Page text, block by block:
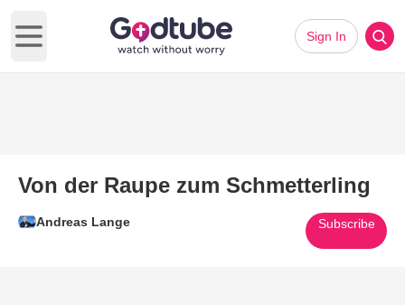
Open main menu
Sign In
Von der Raupe zum Schmetterling
Andreas Lange Subscribe